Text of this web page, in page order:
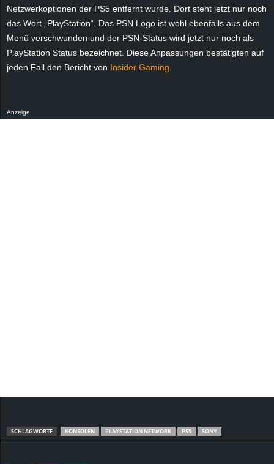
Netzwerkoptionen der PS5 entfernt wurde. Dort steht jetzt nur noch
das Wort „PlayStation“. Das PSN Logo ist wohl ebenfalls aus dem
Menü verschwunden und der PSN-Status wird jetzt nur noch als
PlayStation Status bezeichnet. Diese Anpassungen bestätigten auf
jeden Fall den Bericht von Insider Gaming.
Anzeige
SCHLAGWORTE KONSOLEN PLAYSTATION NETWORK PS5 SONY